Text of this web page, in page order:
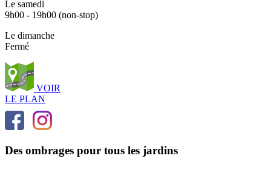
Le samedi
9h00 - 19h00 (non-stop)
Le dimanche
Fermé
VOIR
LE PLAN
Des ombrages pour tous les jardins